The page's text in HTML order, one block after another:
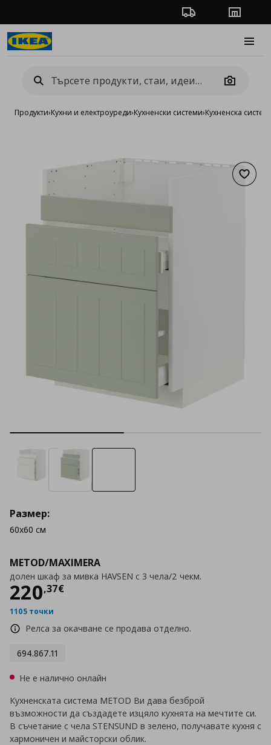
Проследяване на
Camera
Продукти›Кухни и електроуреди›Кухненски системи›Кухненска
METOD/MAXIMERA
долен шкаф за мивка HAVSEN с 3 чела/2 чекм.
220,37€
Цена
1105 точки
Релса за окачване се продава отделно.
694.867.11
Размер:
60x60 см
Не е налично онлайн
Кухненската система METOD Ви дава безброй
възможности да създадете изцяло кухнята на мечтите си.
В съчетание с чела STENSUND в зелено, получавате кухня с
хармоничен и майсторски облик.